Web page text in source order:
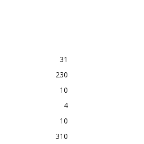
31
230
10
4
10
310